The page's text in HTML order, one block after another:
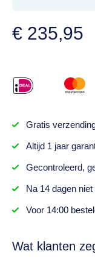
€ 235,95
Gratis
Altijd 1 jaar
Gecontroleerd,
Na 14 dagenniet
Voor 14:00
Wat klanten